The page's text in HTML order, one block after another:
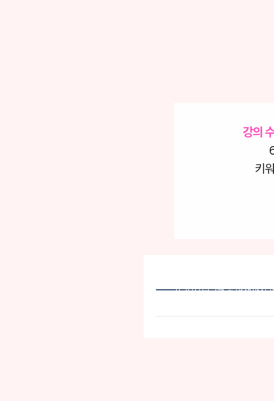
강의
키
1) 2017년 2월 ~ 현재까지